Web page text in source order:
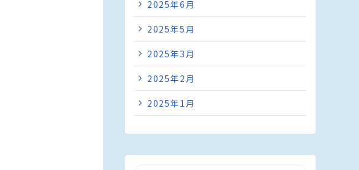
2025年6月
2025年5月
2025年3月
2025年2月
2025年1月